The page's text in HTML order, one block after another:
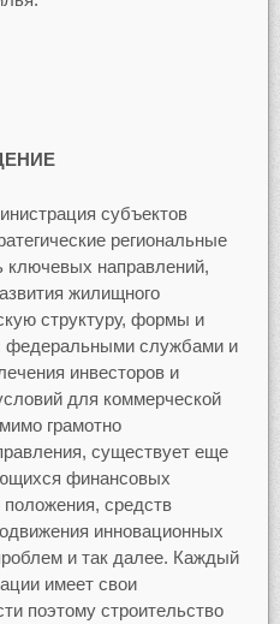
субъектов
региональные
ключевых направлений,
жилищного
структуру, формы и
федеральными службами и
инвесторов и
для коммерческой
грамотно
существует еще
финансовых
положения, средств
инновационных
и так далее. Каждый
имеет свои
поэтому строительство